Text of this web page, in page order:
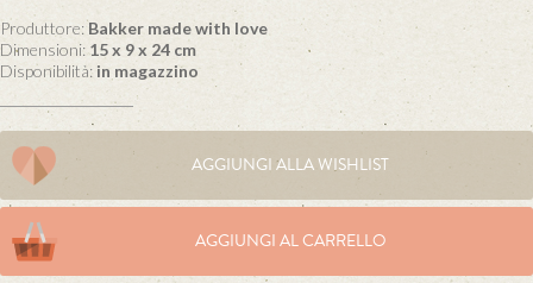
Produttore:Bakker made with love
Dimensioni: 15 x 9 x 24 cm
Disponibilità: in magazzino
AGGIUNGI ALLA WISHLIST
AGGIUNGI AL CARRELLO